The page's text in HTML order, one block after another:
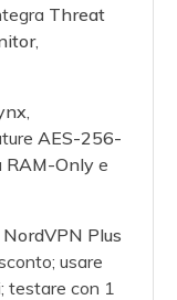
Threat
,
AES-256-
RAM-Only e
NordVPN Plus
usare
testare con 1